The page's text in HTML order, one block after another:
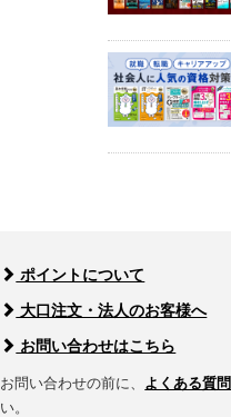
ポイントについて
大口注文・法人のお客様へ
お問い合わせはこちら
お問い合わせの前に、 よくある質問
い。